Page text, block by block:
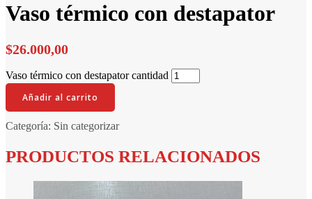
Vaso térmico con destapator
$26.000,00
Vaso térmico con destapator cantidad
Añadir al carrito
Categoría: Sin categorizar
PRODUCTOS RELACIONADOS